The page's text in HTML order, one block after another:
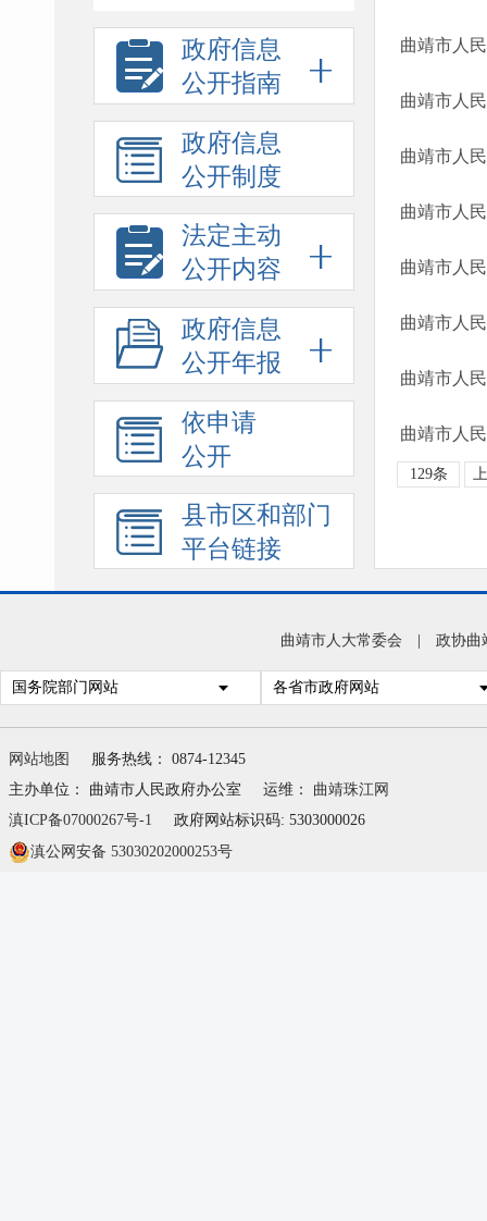
政府信息
公开指南
政府信息
公开制度
法定主动
公开内容
政府信息
公开年报
依申请
公开
县市区和部门
平台链接
曲靖市人
曲靖市人
曲靖市人
曲靖市人
曲靖市人
曲靖市人
129条
曲靖市人大常委会 政协曲
国务院部门网站 各省市政府网站
网站地图
服务热线： 0874-12345
主办单位： 曲靖市人民政府办公室
运维： 曲靖珠江网
滇ICP备07000267号-1
政府网站标识码: 5303000026
滇公网安备 53030202000253号